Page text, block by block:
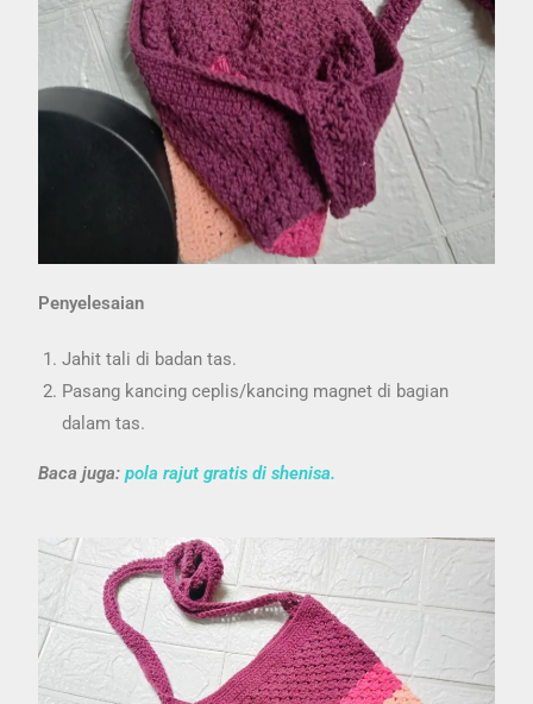
Penyelesaian
Jahit tali di badan tas.
Pasang kancing ceplis/kancing magnet di bagian
dalam tas.
Baca juga:pola rajut gratis di shenisa.